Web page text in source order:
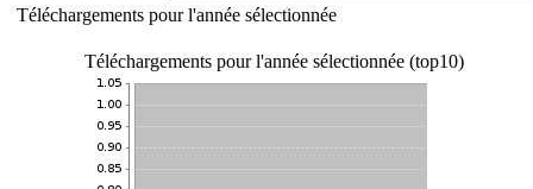
Téléchargements pour l'année sélectionnée
Téléchargements pour l'année sélectionnée (top10)